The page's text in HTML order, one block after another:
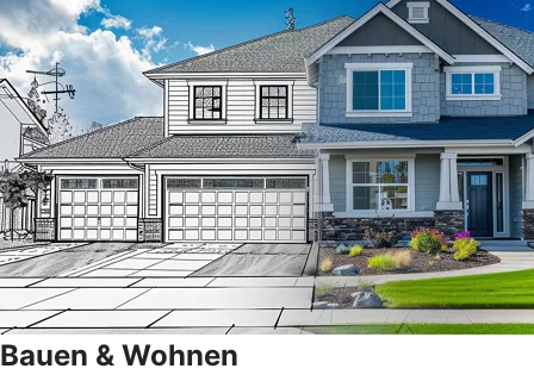
Bauen & Wohnen